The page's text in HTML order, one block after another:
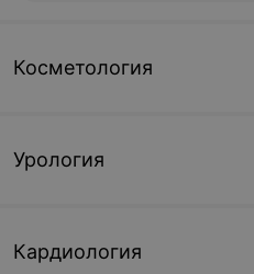
Косметология
Урология
Кардиология